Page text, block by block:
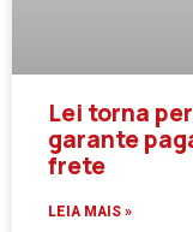
Lei torna
garante
frete
LEIA MAIS »